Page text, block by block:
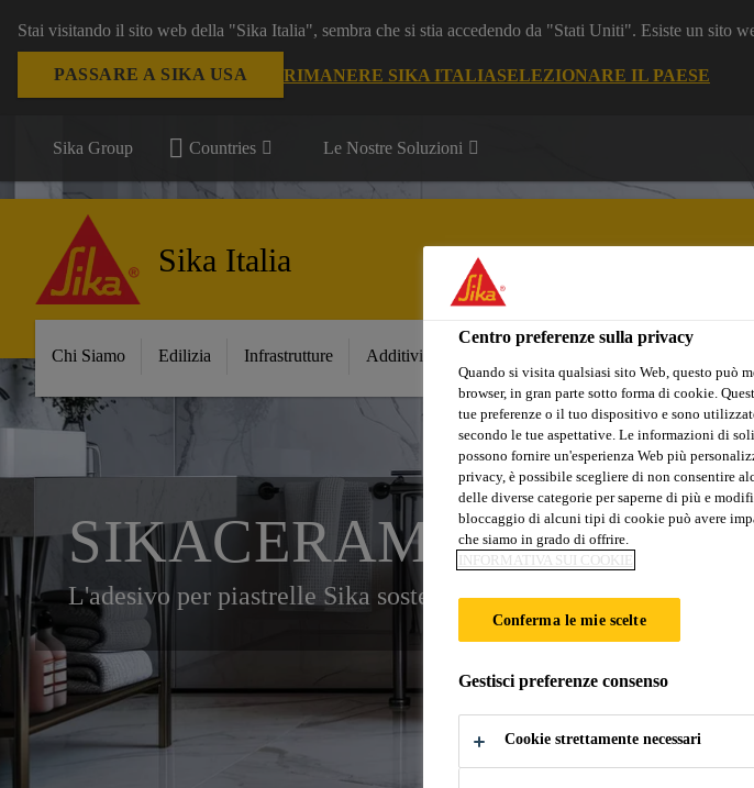
Stai visitando il sito web della "Sika Italia", sembra che si stia accedendo da "Stati Uniti". Esiste un sito
PASSARE A SIKA USA RIMANERE SIKA ITALIASELEZIONARE IL PAESE
Sika Group Countries Le Nostre Soluzioni
Sika Italia
Chi Siamo Edilizia Infrastrutture Additivi per Cemento e Calcestruzzo
SIKACERAM®-255
L'adesivo per piastrelle Sika sostenibile e performante
Centro preferenze sulla privacy
Quando si visita qualsiasi sito Web, questo può
browser, in gran parte sotto forma di cookie.
tue preferenze o il tuo dispositivo e sono
secondo le tue aspettative. Le informazioni di
possono fornire un'esperienza Web più
privacy, è possibile scegliere di non consentire
delle diverse categorie per saperne di più e
bloccaggio di alcuni tipi di cookie può avere
che siamo in grado di offrire.
INFORMATIVA SUI COOKIE
Conferma le mie scelte
Gestisci preferenze consenso
Cookie strettamente necessari